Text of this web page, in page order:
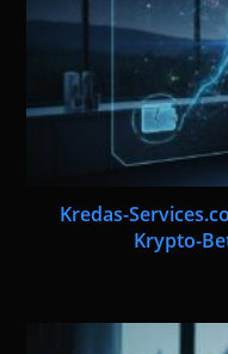
Kredas-
Krypto-